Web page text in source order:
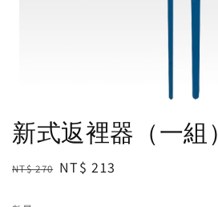
新式返裡器（一組）
Regular
NT$ 270 Sale
NT$ 213